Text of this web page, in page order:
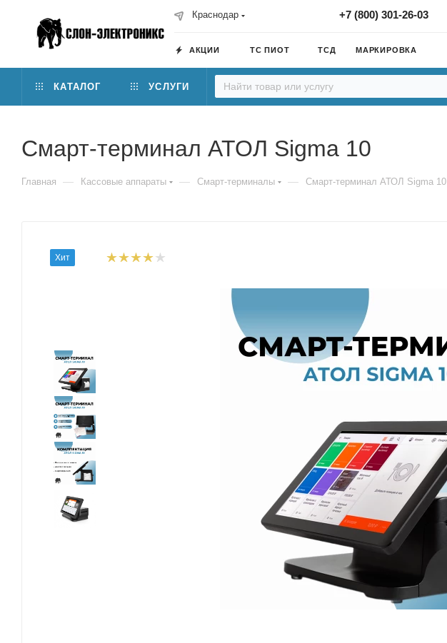
Краснодар +7 (800) 301-26-03
АКЦИИ ТС ПИОТ ТСД МАРКИРОВКА
КАТАЛОГ УСЛУГИ
Смарт-терминал АТОЛ Sigma 10
Главная — Кассовые аппараты — Смарт-терминалы — Смарт-терминал АТОЛ Sigma 10
Хит